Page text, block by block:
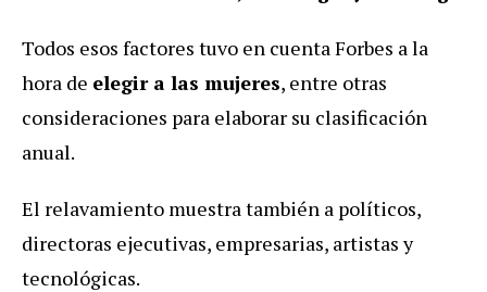
Todos esos factores tuvo en cuenta Forbes a la
hora de elegir a las mujeres, entre otras
consideraciones para elaborar su clasificación
anual.
El relavamiento muestra también a políticos,
directoras ejecutivas, empresarias, artistas y
tecnológicas.